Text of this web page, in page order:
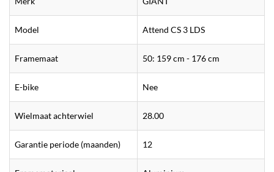
Model Attend CS 3 LDS
Framemaat 50: 159 cm - 176 cm
E-bike Nee
Wielmaat achterwiel 28.00
Garantie periode (maanden) 12